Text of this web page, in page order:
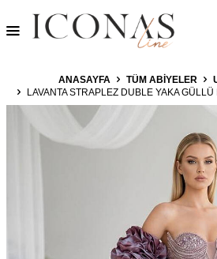
ANASAYFA TÜM ABIYELER
LAVANTA STRAPLEZ DUBLE YAKA